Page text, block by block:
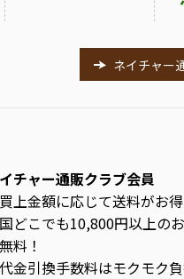
ネイチャー
チャー通販クラブ会員
上金額に応じて送料がお得
どこでも10,800円以上の
料！
代金引換手数料はモクモク負